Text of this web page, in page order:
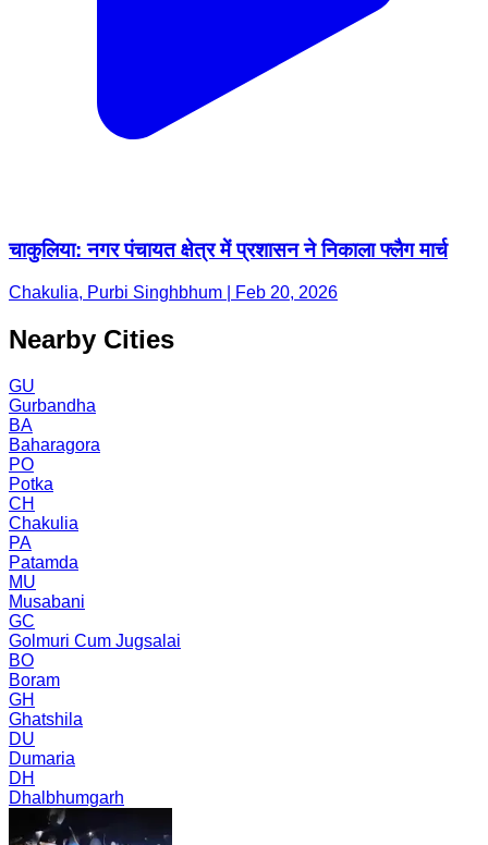
चाकुलिया: नगर पंचायत क्षेत्र में प्रशासन ने निकाला फ्लैग मार्च
Chakulia, Purbi Singhbhum | Feb 20, 2026
Nearby Cities
GU
Gurbandha
BA
Baharagora
PO
Potka
CH
Chakulia
PA
Patamda
MU
Musabani
GC
Golmuri Cum Jugsalai
BO
Boram
GH
Ghatshila
DU
Dumaria
DH
Dhalbhumgarh